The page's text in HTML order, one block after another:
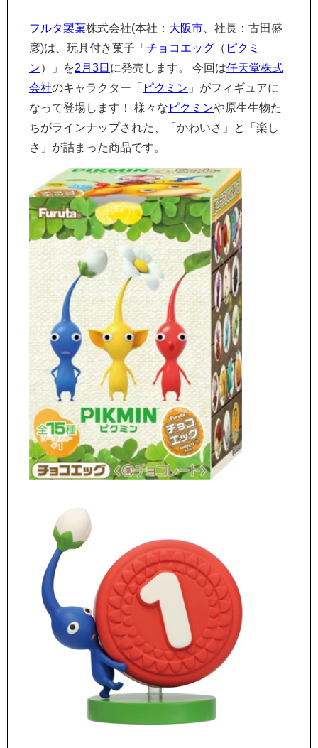
フルタ製菓株式会社(本社： 大阪市 、社長：古田盛
彦)は、玩具付き菓子「チョコエッグ （ ピクミ
ン）」を2月3日に発売します。 今回は任天堂株式
会社のキャラクター「 ピクミン 」がフィギュアに
なって登場します！ 様々な ピクミンや原生生物た
ちがラインナップされた、「かわいさ」と「楽し
さ」が詰まった商品です。